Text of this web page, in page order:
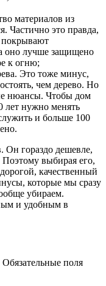
материалов из
Частично это правда,
покрывают
оно лучше защищено
к огню;
Это тоже минус,
чем дерево. Но
нюансы. Чтобы дом
лет нужно менять
и больше 100
Он гораздо дешевле,
выбирая его,
качественный
которые мы сразу
убираем.
и удобным в
Обязательные поля